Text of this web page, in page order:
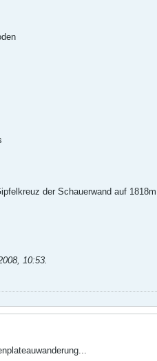
der Schauerwand auf 1818m
10:53.